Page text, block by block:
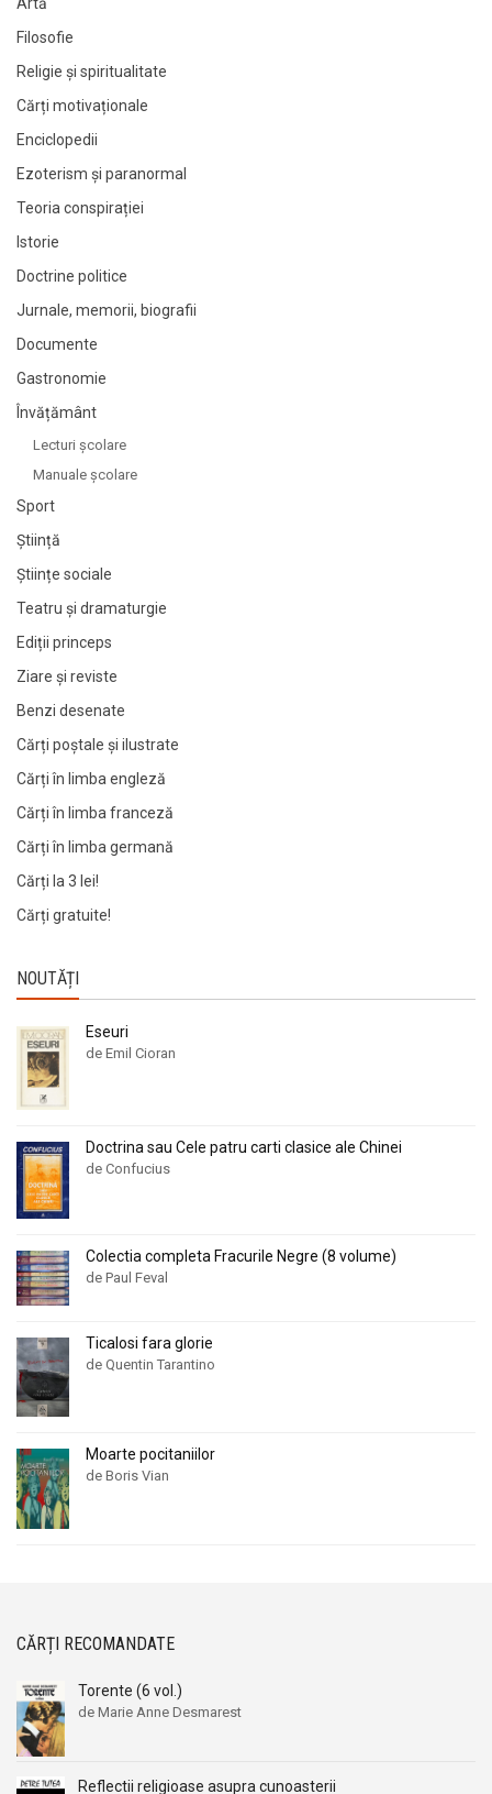
Filosofie
Religie și spiritualitate
Cărți motivaționale
Enciclopedii
Ezoterism și paranormal
Teoria conspirației
Istorie
Doctrine politice
Jurnale, memorii, biografii
Documente
Gastronomie
Învățământ
Lecturi şcolare
Manuale şcolare
Sport
Știință
Științe sociale
Teatru și dramaturgie
Ediții princeps
Ziare şi reviste
Benzi desenate
Cărți poștale și ilustrate
Cărți în limba engleză
Cărți în limba franceză
Cărți în limba germană
Cărți la 3 lei!
Cărți gratuite!
NOUTĂȚI
Eseuri
de Emil Cioran
Doctrina sau Cele patru carti clasice ale Chinei
de Confucius
Colectia completa Fracurile Negre (8 volume)
de Paul Feval
Ticalosi fara glorie
de Quentin Tarantino
Moarte pocitaniilor
de Boris Vian
CĂRȚI RECOMANDATE
Torente (6 vol.)
de Marie Anne Desmarest
Reflectii religioase asupra cunoasterii